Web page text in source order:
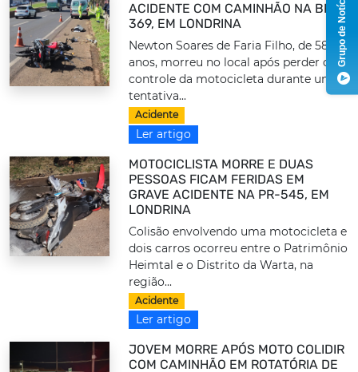
ACIDENTE COM CAMINHÃO NA BR-
369, EM LONDRINA
Newton Soares de Faria Filho, de 58
anos, morreu no local após perder o
controle da motocicleta durante uma
tentativa...
Acidente
Ler artigo
MOTOCICLISTA MORRE E DUAS
PESSOAS FICAM FERIDAS EM
GRAVE ACIDENTE NA PR-545, EM
LONDRINA
Colisão envolvendo uma motocicleta e
dois carros ocorreu entre o Patrimônio
Heimtal e o Distrito da Warta, na
região...
Acidente
Ler artigo
JOVEM MORRE APÓS MOTO COLIDIR
COM CAMINHÃO EM ROTATÓRIA DE
Grupo de Notícias